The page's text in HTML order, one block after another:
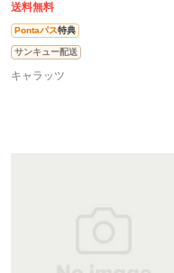
送料無料
Pontaパス特典
サンキュー配送
キャラッツ